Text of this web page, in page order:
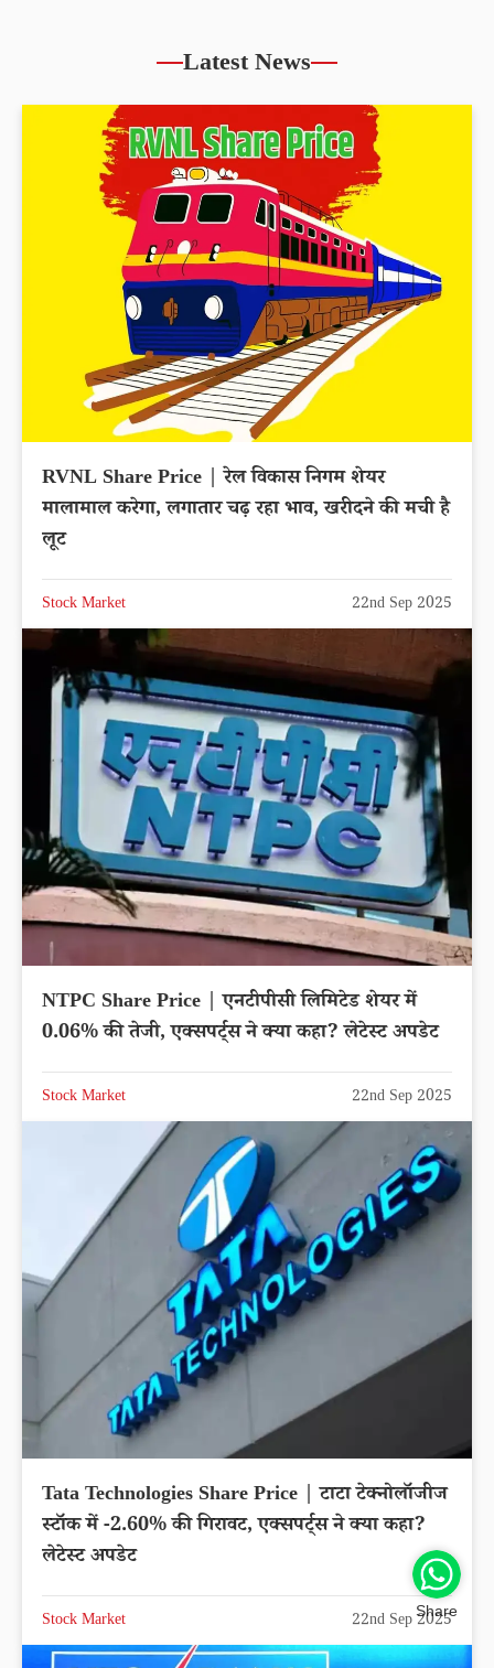
Latest News
RVNL Share Price | रेल विकास निगम शेयर
मालामाल करेगा, लगातार चढ़ रहा भाव, खरीदने की मची है
लूट
Stock Market 22nd Sep 2025
NTPC Share Price | एनटीपीसी लिमिटेड शेयर में
0.06% की तेजी, एक्सपर्ट्स ने क्या कहा? लेटेस्ट अपडेट
Stock Market 22nd Sep 2025
Tata Technologies Share Price | टाटा टेक्नोलॉजीज
स्टॉक में -2.60% की गिरावट, एक्सपर्ट्स ने क्या कहा?
लेटेस्ट अपडेट
Stock Market 22nd Sep 2025
Share